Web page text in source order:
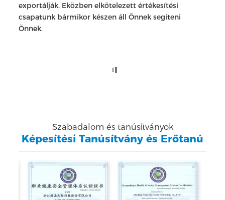
exportálják. Eközben elkötelezett értékesítési
csapatunk bármikor készen áll Önnek segíteni
Önnek.
Szabadalom és tanúsítványok
Képesítési Tanúsítvány és Erőtanú